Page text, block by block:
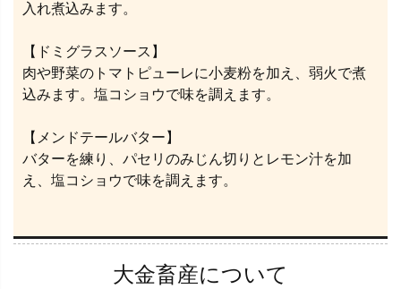
入れ煮込みます。
【ドミグラスソース】
肉や野菜のトマトピューレに小麦粉を加え、弱火で煮
込みます。塩コショウで味を調えます。
【メンドテールバター】
バターを練り、パセリのみじん切りとレモン汁を加
え、塩コショウで味を調えます。
大金畜産について